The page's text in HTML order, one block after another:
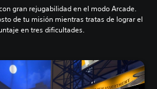
gran rejugabilidad en el modo Arcade.
de tu misión mientras tratas de lograr el
en tres dificultades.